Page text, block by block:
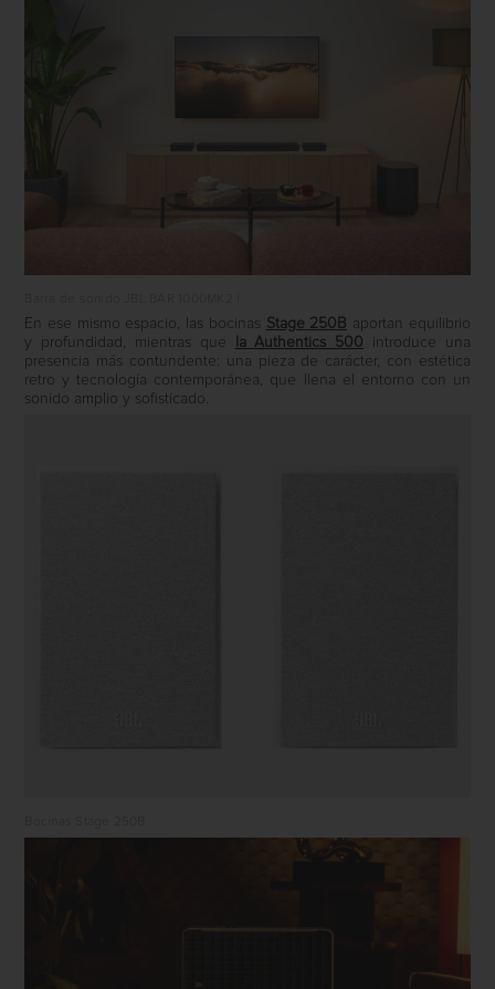
En ese mismo espacio, las bocinas Stage 250B aportan equilibrio
y profundidad, mientras que
la Authentics 500 introduce una
presencia más contundente: una pieza de carácter, con estética
retro y tecnología contemporánea, que llena el entorno con un
sonido amplio y sofisticado.